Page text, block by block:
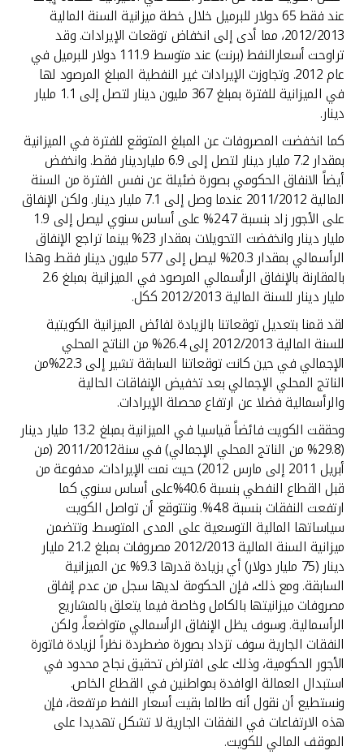
مصر
المملكة المتحدة
عند فقط 65 دولار للبرميل خلال خطة ميزانية السنة المالية
2012/2013، مما أدى إلى انخفاض توقعات الإيرادات. وقد
تراوحت أسعارالنفط (برنت) عند متوسط 111.9 دولار للبرميل في
عام 2012. وتجاوزت الإيرادات غير النفطية المبلغ المرصود لها
في الميزانية للفترة بمبلغ 367 مليون دينار لتصل إلى 1.1 مليار
دينار.
كما انخفضت المصروفات عن المبلغ المتوقع للفترة في الميزانية
بمقدار 7.2 مليار دينار لتصل إلى 6.9 ملياردينار فقط. وانخفض
أيضاً الانفاق الحكومي بصورة ضئيلة عن نفس الفترة من السنة
المالية 2011/2012 عندما وصل إلى 7.1 مليار دينار. ولكن الإنفاق
على الأجور زاد بنسبة 24.7% على أساس سنوي ليصل إلى 1.9
مليار دينار وانخفضت التحويلات بمقدار 23% بينما تراجع الإنفاق
الرأسمالي بمقدار 20.3% ليصل إلى 577 مليون دينار فقط. وهذا
بالمقارنة بالإنفاق الرأسمالي المرصود في الميزانية بمبلغ 2.6
مليار دينار للسنة المالية 2012/2013 ككل.
لقد قمنا بتعديل توقعاتنا بالزيادة لفائض الميزانية الكويتية
للسنة المالية 2012/2013 إلى 26.4% من الناتج المحلي
الإجمالي في حين كانت توقعاتنا السابقة تشير إلى 22.3%من
الناتج المحلي الإجمالي بعد تخفيض الإنفاقات الحالية
والرأسمالية فضلا عن ارتفاع محصلة الإيرادات.
وحققت الكويت فائضاً قياسيا في الميزانية بمبلغ 13.2 مليار دينار
(29.8% من الناتج المحلي الإجمالي) في سنة2011/2012 (من
أبريل 2011 إلى مارس 2012) حيث نمت الإيرادات، مدفوعة من
قبل القطاع النفطي بنسبة 40.6%على أساس سنوي كما
ارتفعت النفقات بنسبة 4.8%. ونتتوقع أن تواصل الكويت
سياساتها المالية التوسعية على المدى المتوسط. وتتضمن
ميزانية السنة المالية 2012/2013 مصروفات بمبلغ 21.2 مليار
دينار (75 مليار دولار) أي بزيادة قدرها 9.3% عن الميزانية
السابقة. ومع ذلك، فإن الحكومة لديها سجل من عدم إنفاق
مصروفات ميزانيتها بالكامل وخاصة فيما يتعلق بالمشاريع
الرأسمالية. وسوف يظل الإنفاق الرأسمالي متواضعاً، ولكن
النفقات الجارية سوف تزداد بصورة مضطردة نظراً لزيادة فاتورة
الأجور الحكومية، وذلك على افتراض تحقيق نجاح محدود في
استبدال العمالة الوافدة بمواطنين في القطاع الخاص.
ونستطيع أن نقول أنه طالما بقيت أسعار النفط مرتفعة، فإن
هذه الارتفاعات في النفقات الجارية لا تشكل تهديدا على
الموقف المالي للكويت.